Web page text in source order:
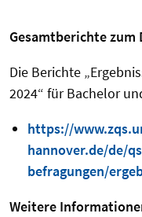
Gesamtberichte zum
Die Berichte
2024“ für Bachelor
https://
hannover.de/de/
befragungen/
Weitere